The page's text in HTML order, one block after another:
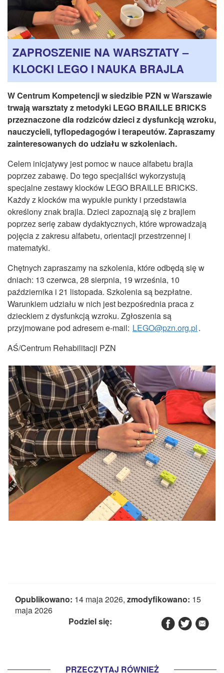
INSTYTUT TYFLOLOGICZNY
KONTAKT
1,5%
ZAPROSZENIE NA WARSZTATY –
KLOCKI LEGO I NAUKA BRAJLA
W Centrum Kompetencji w siedzibie PZN w Warszawie
trwają warsztaty z metodyki LEGO BRAILLE BRICKS
przeznaczone dla rodziców dzieci z dysfunkcją wzroku,
nauczycieli, tyflopedagogów i terapeutów. Zapraszamy
zainteresowanych do udziału w szkoleniach.
Celem inicjatywy jest pomoc w nauce alfabetu brajla
poprzez zabawę. Do tego specjaliści wykorzystują
specjalne zestawy klocków LEGO BRAILLE BRICKS.
Każdy z klocków ma wypukłe punkty i przedstawia
określony znak brajla. Dzieci zapoznają się z brajlem
poprzez serię zabaw dydaktycznych, które wprowadzają
pojęcia z zakresu alfabetu, orientacji przestrzennej i
matematyki.
Chętnych zapraszamy na szkolenia, które odbędą się w
dniach: 13 czerwca, 28 sierpnia, 19 września, 10
października i 21 listopada. Szkolenia są bezpłatne.
Warunkiem udziału w nich jest bezpośrednia praca z
dzieckiem z dysfunkcją wzroku. Zgłoszenia są
przyjmowane pod adresem e-mail: LEGO@pzn.org.pl.
AŚ/Centrum Rehabilitacji PZN
Opublikowano: 14 maja 2026, zmodyfikowano: 15
maja 2026
Podziel się:
PRZECZYTAJ RÓWNIEŻ